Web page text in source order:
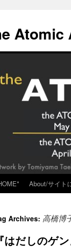
Atomic
About/サイト
Archives: 高橋博
『はだしのゲ